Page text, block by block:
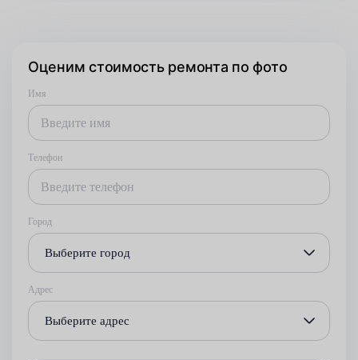
Оценим стоимость ремонта по фото
Имя
Телефон
Город
Выберите город
Адрес
Выберите адрес